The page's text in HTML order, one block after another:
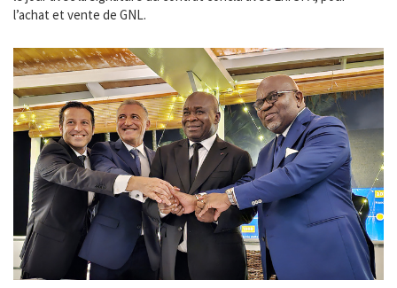
l’achat et vente de GNL.